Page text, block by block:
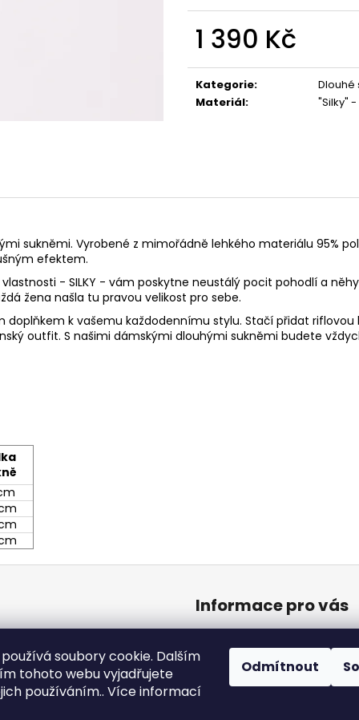
soubory cookie. Dalším
tohoto webu vyjadřujete
používáním.. Více informací
Odmítnout
1 390 Kč
cena:
Kategorie:
Dlouhé
Materiál: "Silky"
sukněmi. Vyrobené z mimořádně lehkého materiálu 95%
efektem.
- SILKY - vám poskytne neustálý pocit pohodlí a
žena našla tu pravou velikost pro sebe.
k vašemu každodennímu stylu. Stačí přidat
outfit. S našimi dámskými dlouhými sukněmi budete
1 490 Kč
Informace pro vás
Obchodní podmínky
Podmínky ochrany